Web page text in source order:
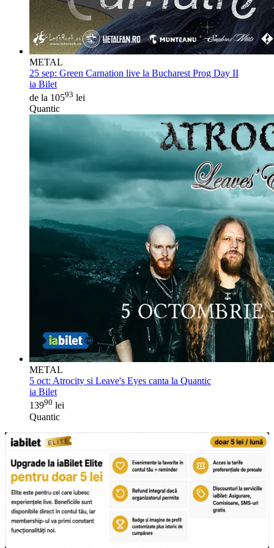
METAL
25 sep: Green Carnation live la Bucharest Prog Day II
ia Bilet
de la 10593 lei
Quantic
METAL
5 oct: Atrocity si Leave's Eyes canta la Quantic
ia Bilet
13990 lei
Quantic